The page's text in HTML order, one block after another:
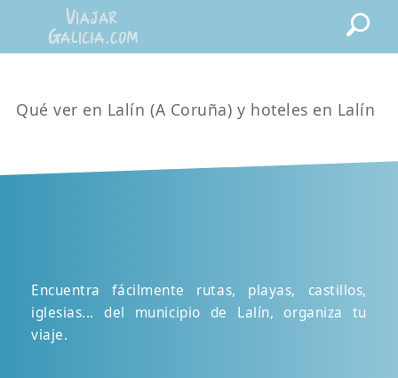
Qué ver en Lalín (A Coruña) y hoteles en Lalín
Encuentra fácilmente rutas, playas, castillos,
iglesias... del municipio de Lalín, organiza tu
viaje.